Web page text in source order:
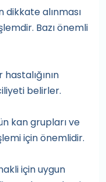
alınması
Bazı önemli
belirler.
kan grupları ve
için önemlidir.
için uygun